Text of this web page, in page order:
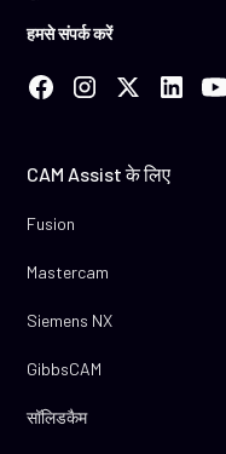
हमसे संपर्क करें
CAM Assist के लिए
Fusion
Mastercam
Siemens NX
GibbsCAM
सॉलिडकैम